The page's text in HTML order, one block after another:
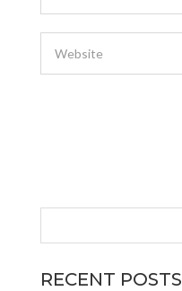
RECENT POSTS